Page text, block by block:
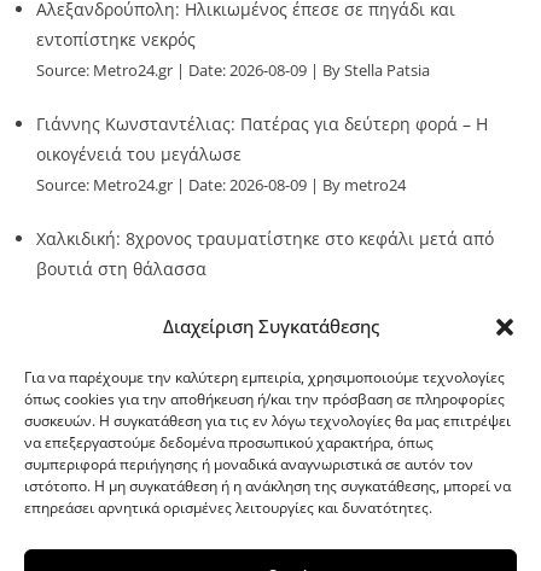
Διαχείριση Συγκατάθεσης
Για να παρέχουμε την καλύτερη εμπειρία, χρησιμοποιούμε τεχνολογίες
όπως cookies για την αποθήκευση ή/και την πρόσβαση σε πληροφορίες
συσκευών. Η συγκατάθεση για τις εν λόγω τεχνολογίες θα μας επιτρέψει
να επεξεργαστούμε δεδομένα προσωπικού χαρακτήρα, όπως
συμπεριφορά περιήγησης ή μοναδικά αναγνωριστικά σε αυτόν τον
ιστότοπο. Η μη συγκατάθεση ή η ανάκληση της συγκατάθεσης, μπορεί να
επηρεάσει αρνητικά ορισμένες λειτουργίες και δυνατότητες.
Αλεξανδρούπολη: Ηλικιωμένος έπεσε σε πηγάδι και
εντοπίστηκε νεκρός
Source: Metro24.gr Date: 2026-08-09 By Stella Patsia
Γιάννης Κωνσταντέλιας: Πατέρας για δεύτερη φορά – Η
οικογένειά του μεγάλωσε
Source: Metro24.gr Date: 2026-08-09 By metro24
Χαλκιδική: 8χρονος τραυματίστηκε στο κεφάλι μετά από
βουτιά στη θάλασσα
G-point.gr